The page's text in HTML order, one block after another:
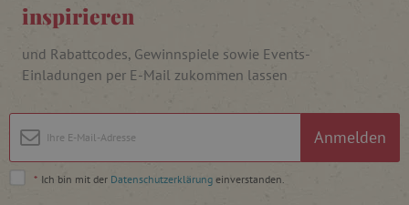
inspirieren
und Rabattcodes, Gewinnspiele sowie Events-
Einladungen per E-Mail zukommen lassen
Anmelden
* Ich bin mit der Datenschutzerklärung einverstanden.
_lb
_lb_ccc .agathaswelt.de